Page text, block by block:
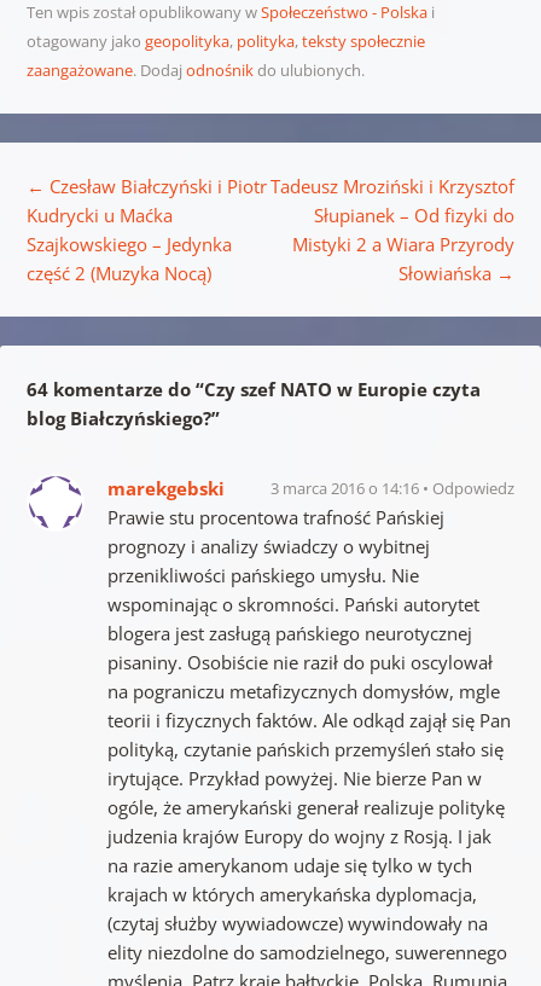
Ten wpis został opublikowany wSpołeczeństwo - Polskai
otagowany jako geopolityka, polityka,teksty społecznie
zaangażowane. Dodaj odnośnikdo ulubionych.
← Czesław Białczyński i Piotr
Kudrycki u Maćka
Szajkowskiego – Jedynka
część 2 (Muzyka Nocą)
Tadeusz Mroziński i Krzysztof
Słupianek – Od fizyki do
Mistyki 2 a Wiara Przyrody
Słowiańska →
64 komentarze do “Czy szef NATO w Europie czyta
blog Białczyńskiego?”
marekgebski 3 marca 2016 o 14:16 Odpowiedz
Prawie stu procentowa trafność Pańskiej
prognozy i analizy świadczy o wybitnej
przenikliwości pańskiego umysłu. Nie
wspominając o skromności. Pański autorytet
blogera jest zasługą pańskiego neurotycznej
pisaniny. Osobiście nie raził do puki oscylował
na pograniczu metafizycznych domysłów, mgle
teorii i fizycznych faktów. Ale odkąd zajął się Pan
polityką, czytanie pańskich przemyśleń stało się
irytujące. Przykład powyżej. Nie bierze Pan w
ogóle, że amerykański generał realizuje politykę
judzenia krajów Europy do wojny z Rosją. I jak
na razie amerykanom udaje się tylko w tych
krajach w których amerykańska dyplomacja,
(czytaj służby wywiadowcze) wywindowały na
elity niezdolne do samodzielnego, suwerennego